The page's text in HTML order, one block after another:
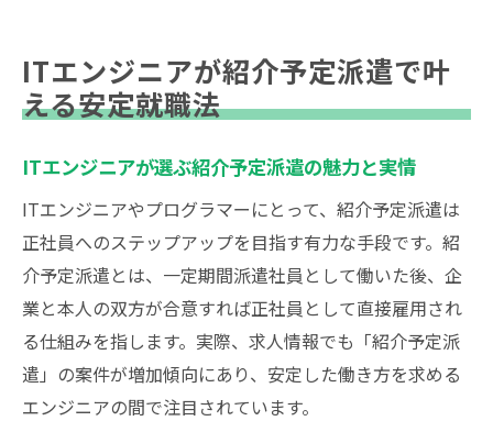
め方
プログラマー正社員化への道と派遣の活用
紹介予定派遣で失敗しないキャリア形成の
コツ
プログラマー向け紹介予定派遣活用術を徹底解
説
プログラマーが取り組む紹介予定派遣の活
用術
ITエンジニア転職で有利な派遣活用のポイ
ITエンジニアが紹介予定派遣で叶
える安定就職法
ITエンジニアが選ぶ紹介予定派遣の魅力と実情
ITエンジニアやプログラマーにとって、紹介予定派遣は
正社員へのステップアップを目指す有力な手段です。紹
介予定派遣とは、一定期間派遣社員として働いた後、企
業と本人の双方が合意すれば正社員として直接雇用され
る仕組みを指します。実際、求人情報でも「紹介予定派
遣」の案件が増加傾向にあり、安定した働き方を求める
エンジニアの間で注目されています。